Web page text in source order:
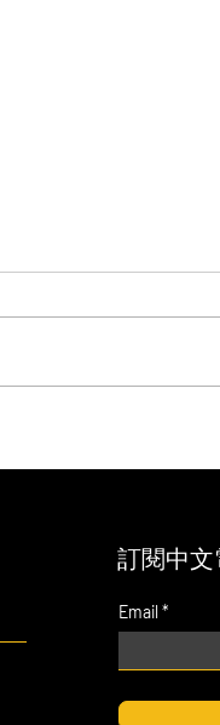
訂閱中文
Email